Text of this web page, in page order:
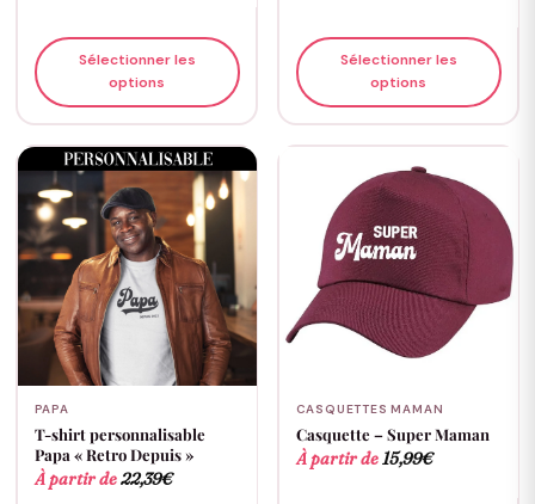
Sélectionner les
options
Sélectionner les
options
PAPA
T-shirt personnalisable
Papa « Retro Depuis »
À partir de22,39€
CASQUETTES MAMAN
Casquette – Super Maman
À partir de15,99€